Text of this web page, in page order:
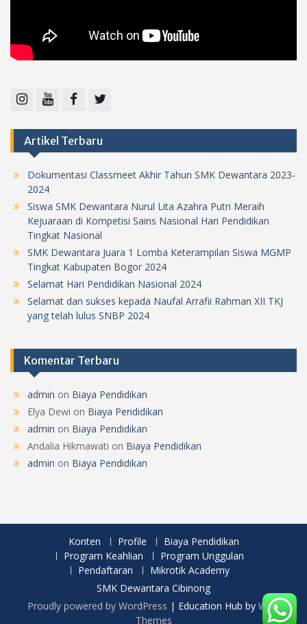
Artikel Terbaru
Dokumentasi Classmeet Akhir Tahun SMK Dewantara 2023-
2024
Siswa SMK Dewantara Nurul Lita Azahra Putri Meraih
Kejuaraan di Kompetisi Sains Nasional Hari Pendidikan
Tingkat Nasional
SMK Dewantara Juara 1 Lomba Keterampilan Siswa MGMP
Tingkat Kabupaten Bogor 2024
Selamat Hari Pendidikan Nasional 2024
Selamat dan sukses kepada Naufal Arrafii Rahman XII TKJ
yang telah lulus SNBP 2024
Komentar Terbaru
admin on Biaya Pendidikan
Elya Dewi on Biaya Pendidikan
admin on Biaya Pendidikan
Andalia Hikmawati on Biaya Pendidikan
admin on Biaya Pendidikan
Konten Profile
Biaya Pendidikan
Program Keahlian
Program Unggulan
Pendaftaran
Mikrotik Academy
SMK Dewantara Cibinong
Proudly powered by WordPress | Education Hub by WEN
Themes